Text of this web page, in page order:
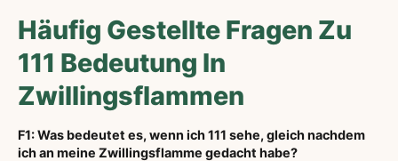
Häufig Gestellte Fragen Zu
111 Bedeutung In
Zwillingsflammen
F1: Was bedeutet es, wenn ich 111 sehe, gleich nachdem
ich an meine Zwillingsflamme gedacht habe?